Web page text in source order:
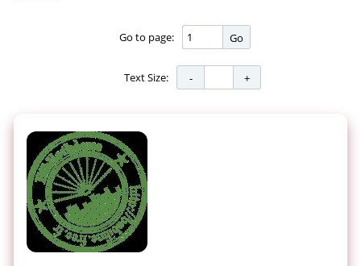
Go to page: Go
Text Size: